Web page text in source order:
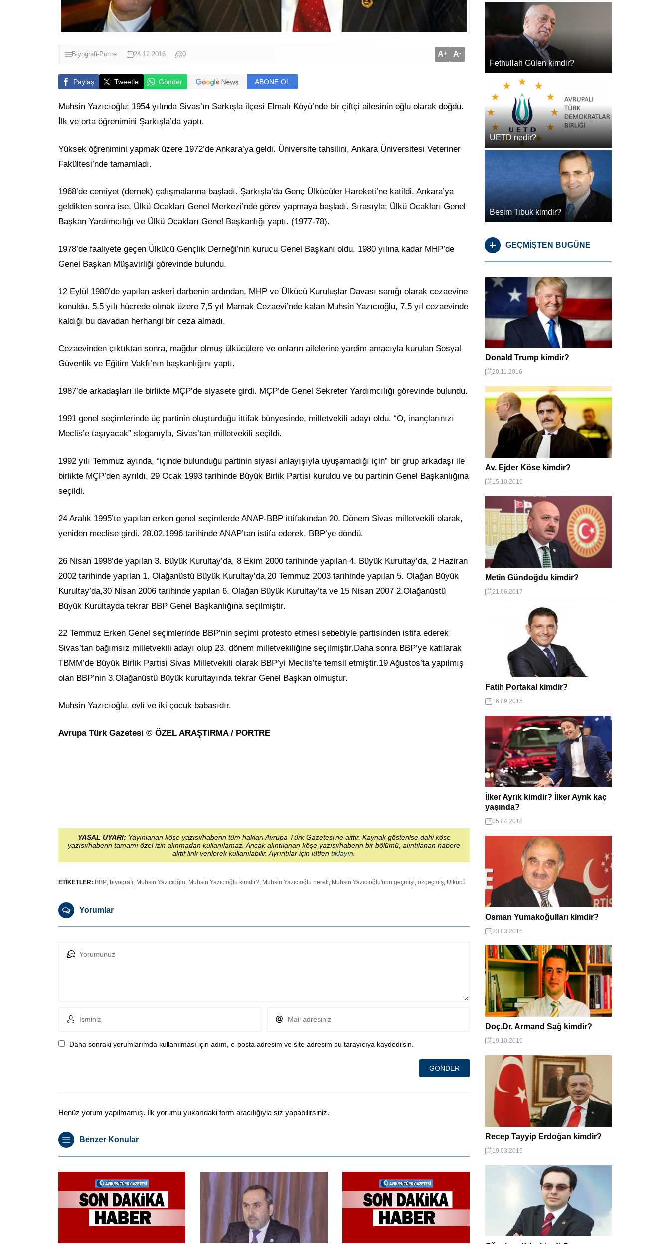
Biyografi-Portre 24.12.2016 0 A+ A-
Paylaş Tweetle Gönder ABONE OL
Muhsin Yazıcıoğlu; 1954 yılında Sivas’ın Sarkışla ilçesi Elmalı Köyü’nde bir çiftçi ailesinin oğlu olarak doğdu.
İlk ve orta öğrenimini Şarkışla’da yaptı.
Yüksek öğrenimini yapmak üzere 1972’de Ankara’ya geldi. Üniversite tahsilini, Ankara Üniversitesi Veteriner
Fakültesi’nde tamamladı.
1968’de cemiyet (dernek) çalışmalarına başladı. Şarkışla’da Genç Ülkücüler Hareketi’ne katildi. Ankara’ya
geldikten sonra ise, Ülkü Ocakları Genel Merkezi’nde görev yapmaya başladı. Sırasıyla; Ülkü Ocakları Genel
Başkan Yardımcılığı ve Ülkü Ocakları Genel Başkanlığı yaptı. (1977-78).
1978’de faaliyete geçen Ülkücü Gençlik Derneği’nin kurucu Genel Başkanı oldu. 1980 yılına kadar MHP’de
Genel Başkan Müşavirliği görevinde bulundu.
12 Eylül 1980’de yapılan askeri darbenin ardından, MHP ve Ülkücü Kuruluşlar Davası sanığı olarak cezaevine
konuldu. 5,5 yılı hücrede olmak üzere 7,5 yıl Mamak Cezaevi’nde kalan Muhsin Yazıcıoğlu, 7,5 yıl cezaevinde
kaldığı bu davadan herhangi bir ceza almadı.
Cezaevinden çıktıktan sonra, mağdur olmuş ülkücülere ve onların ailelerine yardim amacıyla kurulan Sosyal
Güvenlik ve Eğitim Vakfı’nın başkanlığını yaptı.
1987’de arkadaşları ile birlikte MÇP’de siyasete girdi. MÇP’de Genel Sekreter Yardımcılığı görevinde bulundu.
1991 genel seçimlerinde üç partinin oluşturduğu ittifak bünyesinde, milletvekili adayı oldu. “O, inançlarınızı
Meclis’e taşıyacak” sloganıyla, Sivas’tan milletvekili seçildi.
1992 yılı Temmuz ayında, “içinde bulunduğu partinin siyasi anlayışıyla uyuşamadığı için” bir grup arkadaşı ile
birlikte MÇP’den ayrıldı. 29 Ocak 1993 tarihinde Büyük Birlik Partisi kuruldu ve bu partinin Genel Başkanlığına
seçildi.
24 Aralık 1995’te yapılan erken genel seçimlerde ANAP-BBP ittifakından 20. Dönem Sivas milletvekili olarak,
yeniden meclise girdi. 28.02.1996 tarihinde ANAP’tan istifa ederek, BBP’ye döndü.
26 Nisan 1998’de yapılan 3. Büyük Kurultay’da, 8 Ekim 2000 tarihinde yapılan 4. Büyük Kurultay’da, 2 Haziran
2002 tarihinde yapılan 1. Olağanüstü Büyük Kurultay’da,20 Temmuz 2003 tarihinde yapılan 5. Olağan Büyük
Kurultay’da,30 Nisan 2006 tarihinde yapılan 6. Olağan Büyük Kurultay’ta ve 15 Nisan 2007 2.Olağanüstü
Büyük Kurultayda tekrar BBP Genel Başkanlığına seçilmiştir.
22 Temmuz Erken Genel seçimlerinde BBP’nin seçimi protesto etmesi sebebiyle partisinden istifa ederek
Sivas’tan bağımsız milletvekili adayı olup 23. dönem milletvekiliğine seçilmiştir.Daha sonra BBP’ye katılarak
TBMM’de Büyük Birlik Partisi Sivas Milletvekili olarak BBP’yi Meclis’te temsil etmiştir.19 Ağustos’ta yapılmış
olan BBP’nin 3.Olağanüstü Büyük kurultayında tekrar Genel Başkan olmuştur.
Muhsin Yazıcıoğlu, evli ve iki çocuk babasıdır.
Avrupa Türk Gazetesi © ÖZEL ARAŞTIRMA / PORTRE
YASAL UYARI: Yayınlanan köşe yazısı/haberin tüm hakları Avrupa Türk Gazetesi'ne aittir. Kaynak gösterilse dahi köşe
yazısı/haberin tamamı özel izin alınmadan kullanılamaz. Ancak alıntılanan köşe yazısı/haberin bir bölümü, alıntılanan habere
aktif link verilerek kullanılabilir. Ayrıntılar için lütfen tıklayın
ETİKETLER: BBP, biyografi, Muhsin Yazıcıoğlu, Muhsin Yazıcıoğlu kimdir?, Muhsin Yazıcıoğlu nereli, Muhsin Yazıcıoğlu'nun geçmişi, özgeçmiş, Ülkücü
Yorumlar
Daha sonraki yorumlarımda kullanılması için adım, e-posta adresim ve site adresim bu tarayıcıya kaydedilsin.
Henüz yorum yapılmamış. İlk yorumu yukarıdaki form aracılığıyla siz yapabilirsiniz.
Benzer Konular
Fethullah Gülen kimdir?
UETD nedir?
Besim Tibuk kimdir?
GEÇMİŞTEN BUGÜNE
Donald Trump kimdir?
20.11.2016
Av. Ejder Köse kimdir?
15.10.2016
Metin Gündoğdu kimdir?
21.06.2017
Fatih Portakal kimdir?
16.09.2015
İlker Ayrık kimdir? İlker Ayrık kaç
yaşında?
05.04.2018
Osman Yumakoğulları kimdir?
23.03.2016
Doç.Dr. Armand Sağ kimdir?
19.10.2016
Recep Tayyip Erdoğan kimdir?
19.03.2015